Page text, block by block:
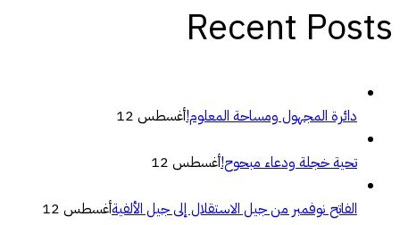
Recent Posts
دائرة المجهول ومساحة المعلوم!أغسطس 12
تحية خجلة ودعاء مبحوح!أغسطس 12
الفاتح نوفمبر من جيل الاستقلال إلى جيل الألفيةأغسطس 12